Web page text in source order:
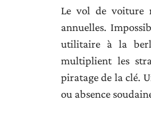
Le vol de voiture
annuelles.
utilitaire à la
multiplient les
piratage de la clé.
ou absence